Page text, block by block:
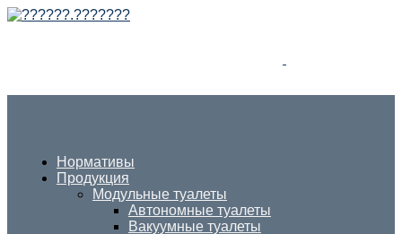
Нормативы
Продукция
Модульные туалеты
Автономные туалеты
Вакуумные туалеты